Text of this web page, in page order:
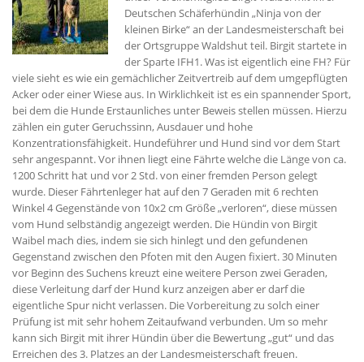
Deutschen Schäferhündin „Ninja von der
kleinen Birke“ an der Landesmeisterschaft bei
der Ortsgruppe Waldshut teil. Birgit startete in
der Sparte IFH1. Was ist eigentlich eine FH? Für
viele sieht es wie ein gemächlicher Zeitvertreib auf dem umgepflügten
Acker oder einer Wiese aus. In Wirklichkeit ist es ein spannender Sport,
bei dem die Hunde Erstaunliches unter Beweis stellen müssen. Hierzu
zählen ein guter Geruchssinn, Ausdauer und hohe
Konzentrationsfähigkeit. Hundeführer und Hund sind vor dem Start
sehr angespannt. Vor ihnen liegt eine Fährte welche die Länge von ca.
1200 Schritt hat und vor 2 Std. von einer fremden Person gelegt
wurde. Dieser Fährtenleger hat auf den 7 Geraden mit 6 rechten
Winkel 4 Gegenstände von 10x2 cm Größe „verloren“, diese müssen
vom Hund selbständig angezeigt werden. Die Hündin von Birgit
Waibel mach dies, indem sie sich hinlegt und den gefundenen
Gegenstand zwischen den Pfoten mit den Augen fixiert. 30 Minuten
vor Beginn des Suchens kreuzt eine weitere Person zwei Geraden,
diese Verleitung darf der Hund kurz anzeigen aber er darf die
eigentliche Spur nicht verlassen. Die Vorbereitung zu solch einer
Prüfung ist mit sehr hohem Zeitaufwand verbunden. Um so mehr
kann sich Birgit mit ihrer Hündin über die Bewertung „gut“ und das
Erreichen des 3. Platzes an der Landesmeisterschaft freuen.